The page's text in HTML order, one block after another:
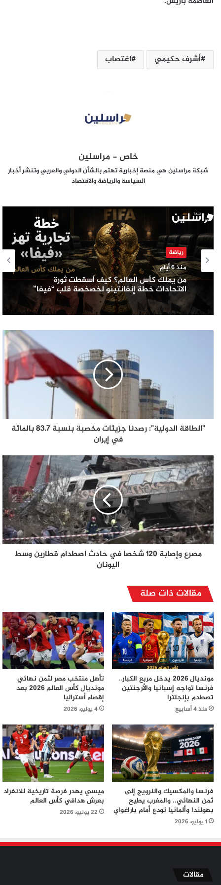
أشرف حكيمي اغتصاب
خاص - مراسلين
شبكة مراسلين هي منصة إخبارية تهتم بالشأن الدولي والعربي وتنشر أخبار
السياسة والرياضة والاقتصاد
رياضة
منذ 6 أيام
من يملك كأس العالم؟ كيف أسقطت ثورة
الاتحادات خطة إنفانتينو لخصخصة قلب “فيفا”
"الطاقة الدولية": رصدنا جزيئات مخصبة بنسبة 83.7 بالمائة
في إيران
مصرع وإصابة 120 شخصا في حادث اصطدام قطارين وسط
اليونان
مقالات ذات صلة
مونديال 2026 يدخل مربع الكبار..
فرنسا تواجه إسبانيا والأرجنتين
تصطدم بإنجلترا
منذ 4 أسابيع
تأهل منتخب مصر لثمن نهائي
مونديال كأس العالم 2026 بعد
إقصاء أستراليا
4 يوليو، 2026
فرنسا والمكسيك والنرويج إلى
ثمن النهائي.. والمغرب يطيح
بهولندا وألمانيا تودع أمام باراغواي
1 يوليو، 2026
ميسي يهدر فرصة تاريخية للانفراد
بعرش هدافي كأس العالم
22 يونيو، 2026
مقالات